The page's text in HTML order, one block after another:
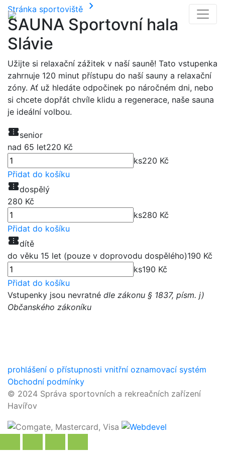
Stránka sportoviště chevron_right
SAUNA Sportovní hala
Slávie
Užijte si relaxační zážitek v naší sauně! Tato vstupenka
zahrnuje 120 minut přístupu do naší sauny a relaxační
zóny. Ať už hledáte odpočinek po náročném dni, nebo
si chcete dopřát chvíle klidu a regenerace, naše sauna
je ideální volbou.
confirmation_numbersenior
nad 65 let220 Kč
ks220 Kč
Přidat do košíku
confirmation_numberdospělý
280 Kč
ks280 Kč
Přidat do košíku
confirmation_numberdítě
do věku 15 let (pouze v doprovodu dospělého)190 Kč
ks190 Kč
Přidat do košíku
Vstupenky jsou nevratné dle zákonu § 1837, písm. j)
Občanského zákoníku
prohlášení o přístupnosti vnitřní oznamovací systém
Obchodní podmínky
© 2024 Správa sportovních a rekreačních zařízení
Havířov